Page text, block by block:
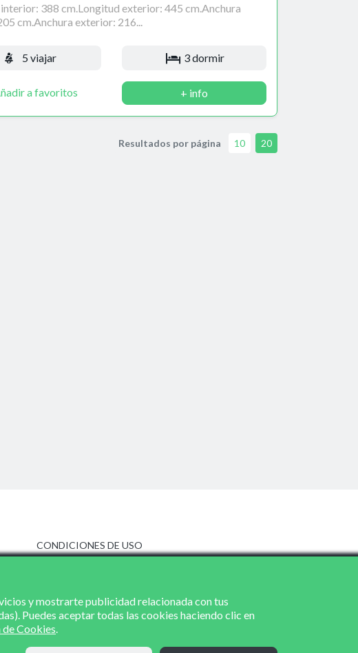
388 cm.Longitud exterior: 445 cm.Anchura
cm.Anchura exterior: 216...
5 viajar 3 dormir
a favoritos + info
Resultados por página 10 20
CONDICIONES DE USO
POLÍTICA DE COOKIES
y mostrarte publicidad relacionada con tus
Puedes aceptar todas las cookies haciendo clic en
Cookies.